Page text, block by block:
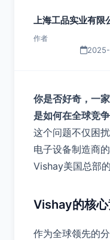
上海工品实业有限
作者
你是否好奇，一
是如何在全球竞
这个问题不仅困
电子设备制造商
Vishay美国总部
Vishay的核心
作为全球领先的